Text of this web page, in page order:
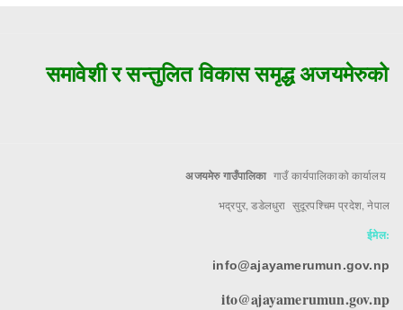
समावेशी र सन्तुलित विकास समृद्ध अजयमेरुको
अजयमेरु गाउँपालिका गाउँ कार्यपालिकाको कार्यालय
भद्रपुर, डडेलधुरा सुदूरपश्चिम प्रदेश, नेपाल
ईमेल:
info@ajayamerumun.gov.np
ito@ajayamerumun.gov.np